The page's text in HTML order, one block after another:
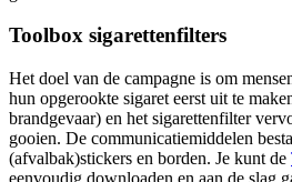
Toolbox sigarettenfilters
Het doel van de campagne is om
hun opgerookte sigaret eerst uit te
brandgevaar) en het sigarettenfilter
gooien. De communicatiemiddelen
(afvalbak)stickers en borden. Je kunt de
eenvoudig downloaden en aan de slag